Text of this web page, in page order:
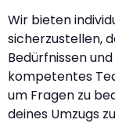
Wir bieten
sicherzustellen,
Bedürfnissen
kompetentes
um Fragen zu
deines Umzugs